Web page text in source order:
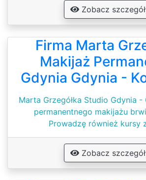
Zobacz
Firma Marta
Makijaż
Gdynia Gdynia -
Marta Grzegółka Studio Gdynia -
permanentnego makijażu
Prowadzę również kursy
Zobacz